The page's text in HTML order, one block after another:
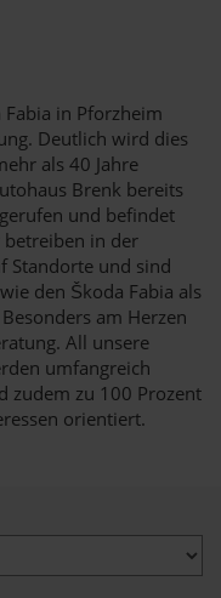
in Pforzheim
Deutlich wird dies
als 40 Jahre
Brenk bereits
und befindet
betreiben in der
Standorte und sind
den Škoda Fabia als
am Herzen
All unsere
umfangreich
zudem zu 100 Prozent
orientiert.